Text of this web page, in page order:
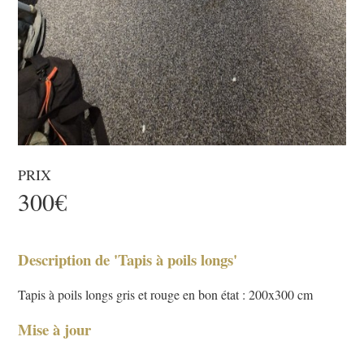
PRIX
300€
Description de 'Tapis à poils longs'
Tapis à poils longs gris et rouge en bon état : 200x300 cm
Mise à jour